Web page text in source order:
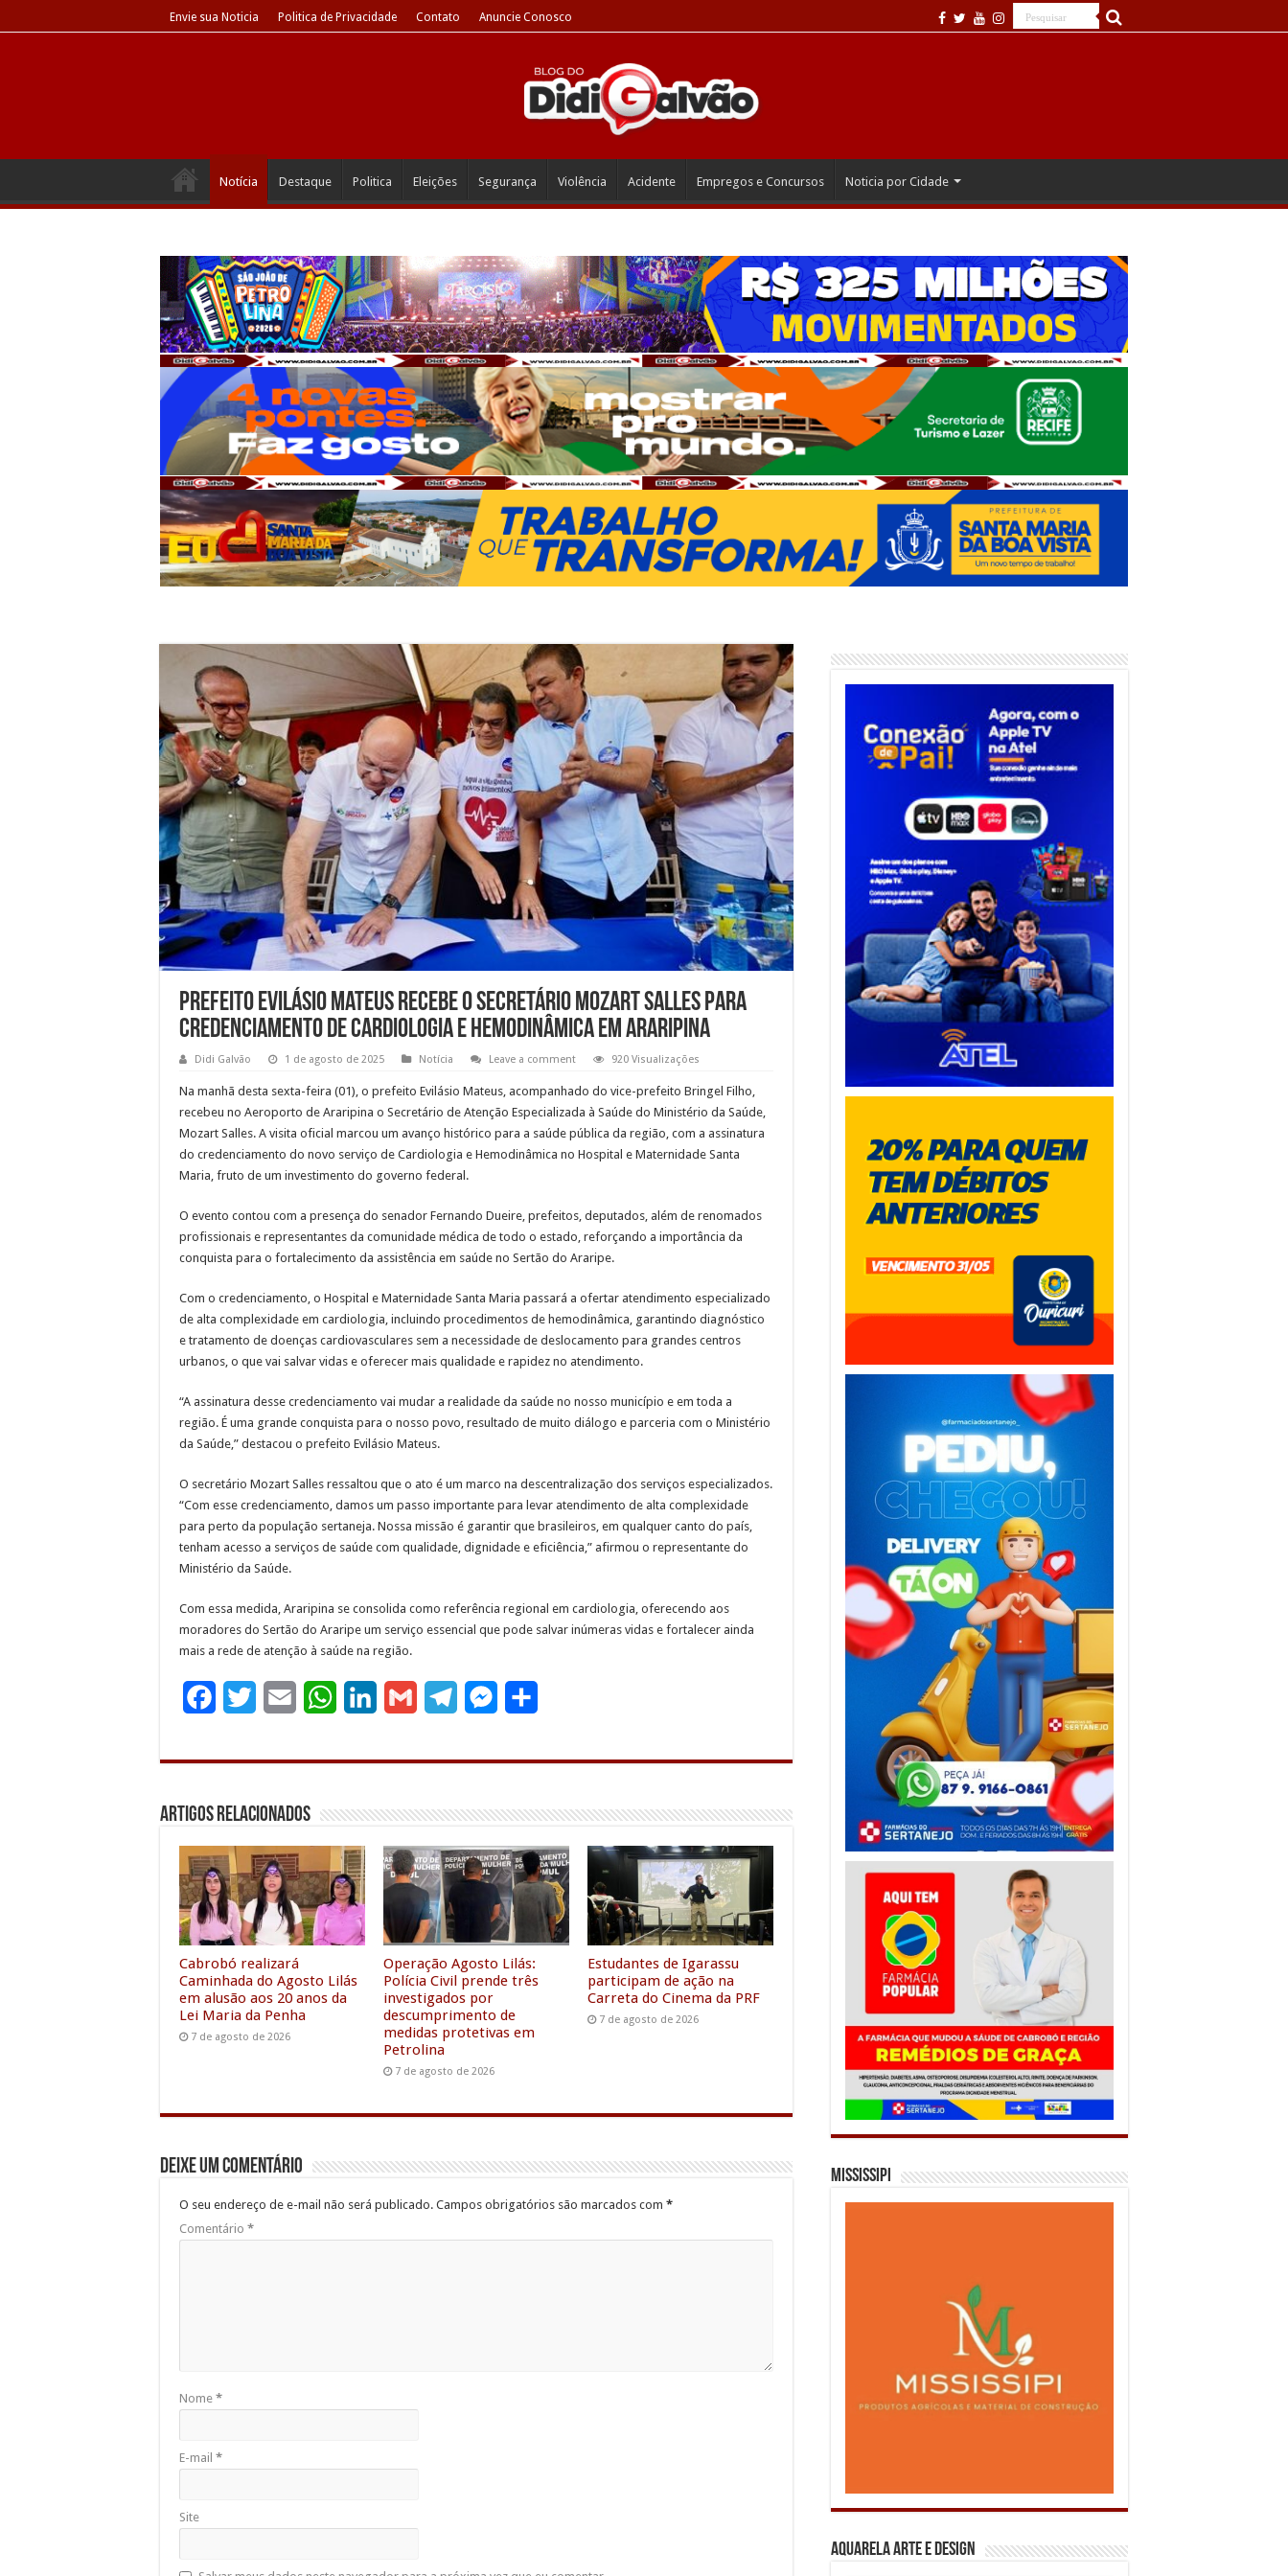
Envie sua Noticia Politica de Privacidade Contato Anuncie Conosco
Notícia Destaque Politica Eleições Segurança Violência Acidente Empregos e Concursos Noticia por Cidade
Prefeito Evilásio Mateus recebe o secretário Mozart Salles para
credenciamento de Cardiologia e Hemodinâmica em Araripina
Didi Galvão 1 de agosto de 2025 Notícia Leave a comment 920 Visualizações
Na manhã desta sexta-feira (01), o prefeito Evilásio Mateus, acompanhado do vice-prefeito Bringel Filho,
recebeu no Aeroporto de Araripina o Secretário de Atenção Especializada à Saúde do Ministério da Saúde,
Mozart Salles. A visita oficial marcou um avanço histórico para a saúde pública da região, com a assinatura
do credenciamento do novo serviço de Cardiologia e Hemodinâmica no Hospital e Maternidade Santa
Maria, fruto de um investimento do governo federal.
O evento contou com a presença do senador Fernando Dueire, prefeitos, deputados, além de renomados
profissionais e representantes da comunidade médica de todo o estado, reforçando a importância da
conquista para o fortalecimento da assistência em saúde no Sertão do Araripe.
Com o credenciamento, o Hospital e Maternidade Santa Maria passará a ofertar atendimento especializado
de alta complexidade em cardiologia, incluindo procedimentos de hemodinâmica, garantindo diagnóstico
e tratamento de doenças cardiovasculares sem a necessidade de deslocamento para grandes centros
urbanos, o que vai salvar vidas e oferecer mais qualidade e rapidez no atendimento.
“A assinatura desse credenciamento vai mudar a realidade da saúde no nosso município e em toda a
região. É uma grande conquista para o nosso povo, resultado de muito diálogo e parceria com o Ministério
da Saúde,” destacou o prefeito Evilásio Mateus.
O secretário Mozart Salles ressaltou que o ato é um marco na descentralização dos serviços especializados.
“Com esse credenciamento, damos um passo importante para levar atendimento de alta complexidade
para perto da população sertaneja. Nossa missão é garantir que brasileiros, em qualquer canto do país,
tenham acesso a serviços de saúde com qualidade, dignidade e eficiência,” afirmou o representante do
Ministério da Saúde.
Com essa medida, Araripina se consolida como referência regional em cardiologia, oferecendo aos
moradores do Sertão do Araripe um serviço essencial que pode salvar inúmeras vidas e fortalecer ainda
mais a rede de atenção à saúde na região.
c
o
o
k
i
e
r
a
a
A
p
n
d
n
a
l
r
s
n
g
e
r
a
Artigos Relacionados
Cabrobó realizará
Caminhada do Agosto Lilás
em alusão aos 20 anos da
Lei Maria da Penha
7 de agosto de 2026
Operação Agosto Lilás:
Polícia Civil prende três
investigados por
descumprimento de
medidas protetivas em
Petrolina
7 de agosto de 2026
Estudantes de Igarassu
participam de ação na
Carreta do Cinema da PRF
7 de agosto de 2026
Deixe um comentário
O seu endereço de e-mail não será publicado. Campos obrigatórios são marcados com *
Comentário *
Nome *
E-mail *
Site
Mississipi
Aquarela Arte e Design